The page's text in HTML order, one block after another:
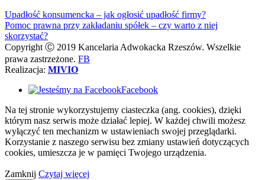
Upadłość konsumencka – jak ogłosić upadłość firmy?
Pomoc prawna przy zakładaniu spółek – czy warto z niej
skorzystać?
Copyright Ⓒ 2019 Kancelaria Adwokacka Rzeszów. Wszelkie
prawa zastrzeżone. FB
Realizacja: MIVIO
Facebook
Na tej stronie wykorzystujemy ciasteczka (ang. cookies), dzięki
którym nasz serwis może działać lepiej. W każdej chwili możesz
wyłączyć ten mechanizm w ustawieniach swojej przeglądarki.
Korzystanie z naszego serwisu bez zmiany ustawień dotyczących
cookies, umieszcza je w pamięci Twojego urządzenia.
Zamknij Czytaj więcej